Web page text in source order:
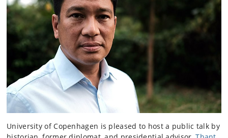
University of Copenhagen is pleased to host a public talk by